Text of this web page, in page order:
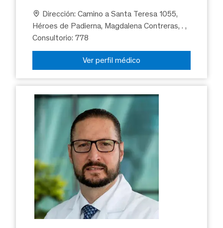
Dirección: Camino a Santa Teresa 1055,
Héroes de Padierna, Magdalena Contreras, .,
Consultorio: 778
Ver perfil médico